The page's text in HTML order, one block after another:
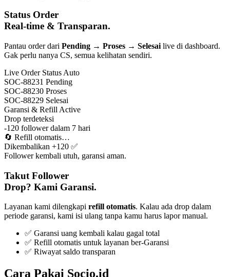
Status Order
Real-time & Transparan.
Pantau order dari Pending → Proses → Selesai live di dashboard.
Gak perlu nanya CS, semua kelihatan sendiri.
Live Order Status Auto
SOC-88231 Pending
SOC-88230 Proses
SOC-88229 Selesai
Garansi & Refill Active
Drop terdeteksi
-120 follower dalam 7 hari
🔄 Refill otomatis…
Dikembalikan +120 ✅
Follower kembali utuh, garansi aman.
Takut Follower
Drop? Kami Garansi.
Layanan kami dilengkapi refill otomatis. Kalau ada drop dalam
periode garansi, kami isi ulang tanpa kamu harus lapor manual.
✅ Garansi uang kembali kalau gagal total
✅ Refill otomatis untuk layanan ber-Garansi
✅ Riwayat saldo transparan
Cara Pakai Socio.id